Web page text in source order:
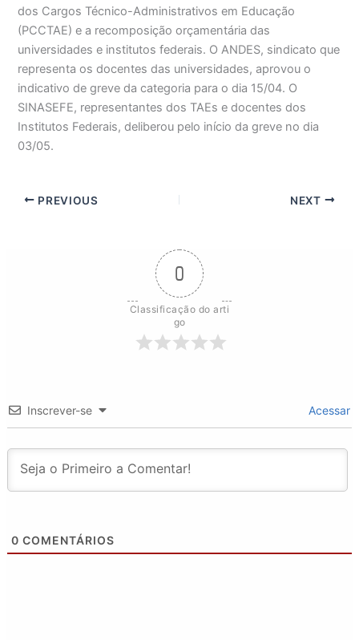
dos Cargos Técnico-Administrativos em Educação
(PCCTAE) e a recomposição orçamentária das
universidades e institutos federais. O ANDES, sindicato que
representa os docentes das universidades, aprovou o
indicativo de greve da categoria para o dia 15/04. O
SINASEFE, representantes dos TAEs e docentes dos
Institutos Federais, deliberou pelo início da greve no dia
03/05.
PREVIOUS NEXT
0
Classificação do arti
go
Inscrever-se Acessar
0 COMENTÁRIOS